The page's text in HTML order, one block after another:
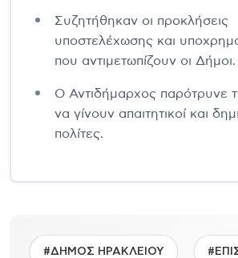
Συζητήθηκαν οι προκλήσεις
υποστελέχωσης και
που αντιμετωπίζουν οι Δήμοι.
Ο Αντιδήμαρχος παρότρυνε
να γίνουν απαιτητικοί και
πολίτες.
#ΔΗΜΟΣ ΗΡΑΚΛΕΙΟΥ